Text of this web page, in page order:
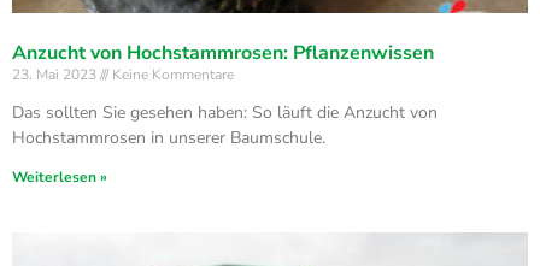
Anzucht von Hochstammrosen: Pflanzenwissen
23. Mai 2023 Keine Kommentare
Das sollten Sie gesehen haben: So läuft die Anzucht von
Hochstammrosen in unserer Baumschule.
Weiterlesen »